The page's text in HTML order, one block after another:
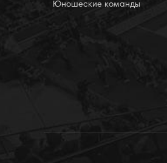
Юношеские команды